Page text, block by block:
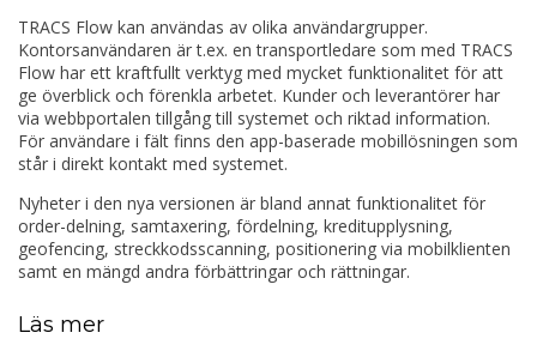
TRACS Flow kan användas av olika användargrupper.
Kontorsanvändaren är t.ex. en transportledare som med TRACS
Flow har ett kraftfullt verktyg med mycket funktionalitet för att
ge överblick och förenkla arbetet. Kunder och leverantörer har
via webbportalen tillgång till systemet och riktad information.
För användare i fält finns den app-baserade mobillösningen som
står i direkt kontakt med systemet.
Nyheter i den nya versionen är bland annat funktionalitet för
order-delning, samtaxering, fördelning, kreditupplysning,
geofencing, streckkodsscanning, positionering via mobilklienten
samt en mängd andra förbättringar och rättningar.
Läs mer